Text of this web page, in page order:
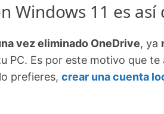
Windows 11 es así
vez eliminado OneDrive, ya
PC. Es por este motivo que
prefieres, crear una cuenta